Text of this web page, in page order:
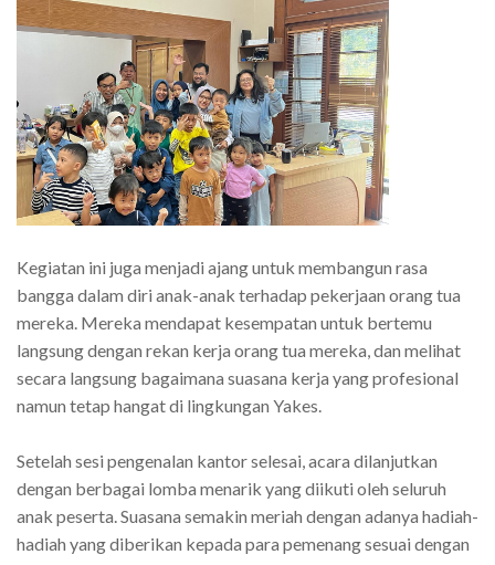
Kegiatan ini juga menjadi ajang untuk membangun rasa
bangga dalam diri anak-anak terhadap pekerjaan orang tua
mereka. Mereka mendapat kesempatan untuk bertemu
langsung dengan rekan kerja orang tua mereka, dan melihat
secara langsung bagaimana suasana kerja yang profesional
namun tetap hangat di lingkungan Yakes.
Setelah sesi pengenalan kantor selesai, acara dilanjutkan
dengan berbagai lomba menarik yang diikuti oleh seluruh
anak peserta. Suasana semakin meriah dengan adanya hadiah-
hadiah yang diberikan kepada para pemenang sesuai dengan